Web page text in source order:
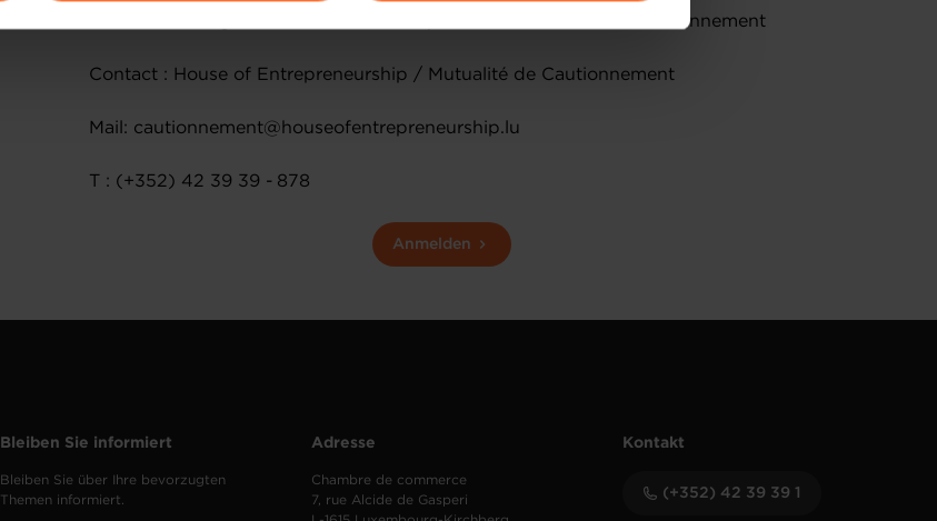
Animation : Virginia Da Silva et Christophe Stein, Mutualité de Cautionnement
Contact : House of Entrepreneurship / Mutualité de Cautionnement
Mail: cautionnement@houseofentrepreneurship.lu
T : (+352) 42 39 39 - 878
Anmelden
Bleiben Sie informiert
Bleiben Sie über Ihre bevorzugten
Themen informiert.
Adresse
Chambre de commerce
7, rue Alcide de Gasperi
Kontakt
(+352) 42 39 39 1